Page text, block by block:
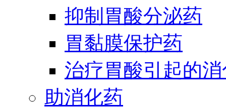
抑制胃酸分泌药
胃黏膜保护药
治疗胃酸引起的
助消化药